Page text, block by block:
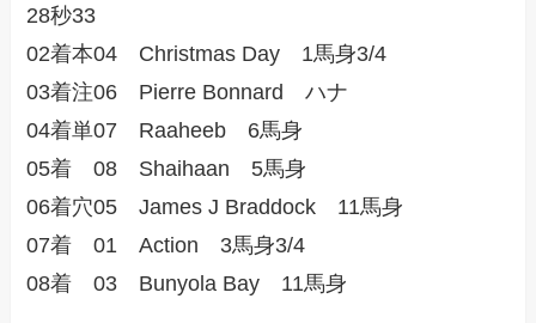
28秒33
02着本04 Christmas Day 1馬身3/4
03着注06 Pierre Bonnard ハナ
04着単07 Raaheeb 6馬身
05着 08 Shaihaan 5馬身
06着穴05 James J Braddock 11馬身
07着 01 Action 3馬身3/4
08着 03 Bunyola Bay 11馬身